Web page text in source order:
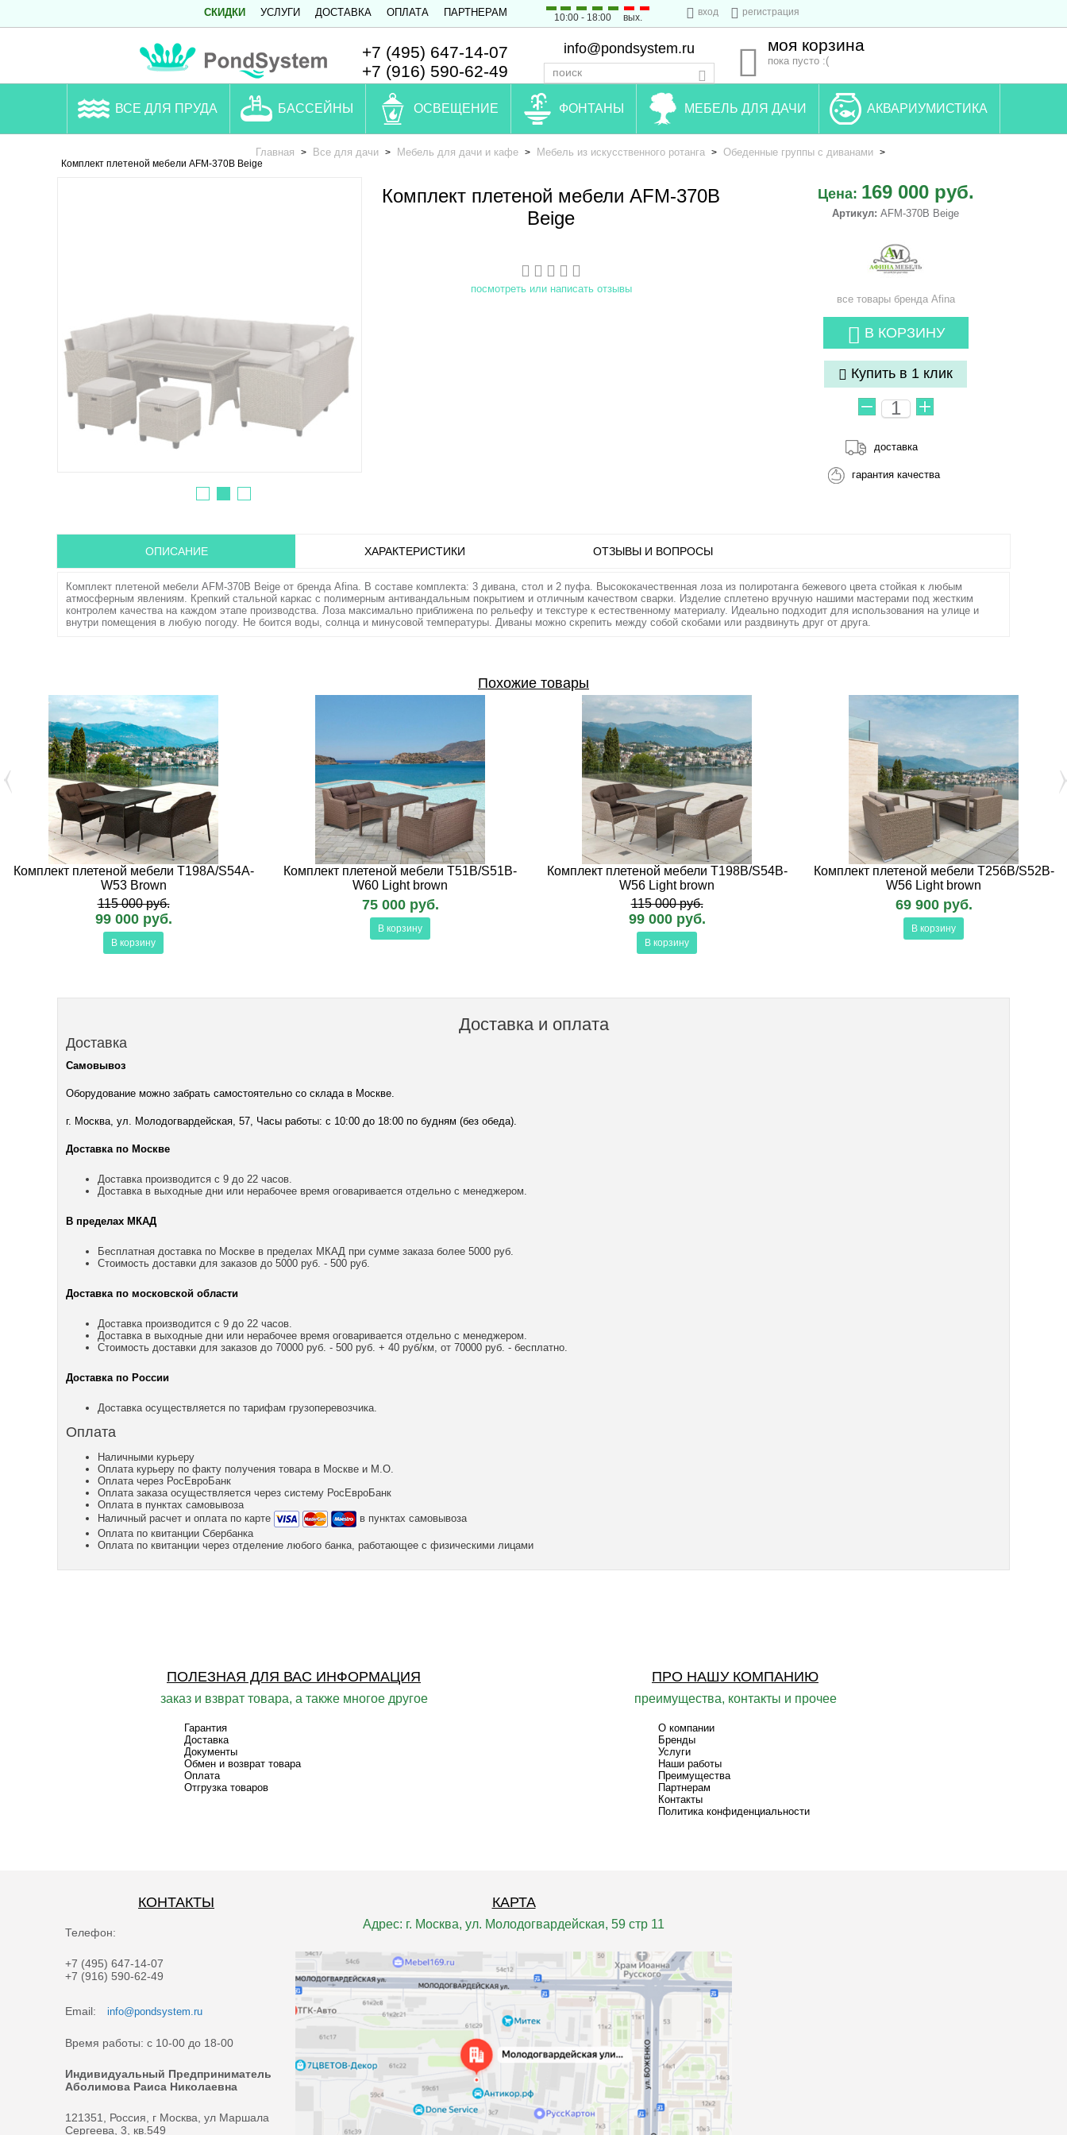
СКИДКИ УСЛУГИ ДОСТАВКА ОПЛАТА ПАРТНЕРАМ 10:00 - 18:00 вых.
вход регистрация
+7 (495) 647-14-07
+7 (916) 590-62-49
info@pondsystem.ru моя корзина
пока пусто :(
ВСЕ ДЛЯ ПРУДА БАССЕЙНЫ ОСВЕЩЕНИЕ ФОНТАНЫ МЕБЕЛЬ ДЛЯ ДАЧИ АКВАРИУМИСТИКА
Главная > Все для дачи > Мебель для дачи и кафе > Мебель из искусственного ротанга > Обеденные группы с диванами >
Комплект плетеной мебели AFM-370B Beige
Комплект плетеной мебели AFM-370B
Beige
посмотреть или написать отзывы
Цена: 169 000 руб.
Артикул: AFM-370B Beige
все товары бренда Afina
В КОРЗИНУ
Купить в 1 клик
доставка
гарантия качества
ОПИСАНИЕ ХАРАКТЕРИСТИКИ ОТЗЫВЫ И ВОПРОСЫ
Комплект плетеной мебели AFM-370B Beige от бренда Afina. В составе комплекта: 3 дивана, стол и 2 пуфа. Высококачественная лоза из полиротанга бежевого цвета стойкая к любым
атмосферным явлениям. Крепкий стальной каркас с полимерным антивандальным покрытием и отличным качеством сварки. Изделие сплетено вручную нашими мастерами под жестким
контролем качества на каждом этапе производства. Лоза максимально приближена по рельефу и текстуре к естественному материалу. Идеально подходит для использования на улице и
внутри помещения в любую погоду. Не боится воды, солнца и минусовой температуры. Диваны можно скрепить между собой скобами или раздвинуть друг от друга.
Похожие товары
Комплект плетеной мебели T198A/S54A-
W53 Brown
115 000 руб.
99 000 руб.
В корзину
Комплект плетеной мебели T51B/S51B-
W60 Light brown
75 000 руб.
В корзину
Комплект плетеной мебели T198B/S54B-
W56 Light brown
115 000 руб.
99 000 руб.
В корзину
Комплект плетеной мебели T256B/S52B-
W56 Light brown
69 900 руб.
В корзину
Доставка и оплата
Доставка
Самовывоз
Оборудование можно забрать самостоятельно со склада в Москве.
г. Москва, ул. Молодогвардейская, 57, Часы работы: с 10:00 до 18:00 по будням (без обеда).
Доставка по Москве
Доставка производится с 9 до 22 часов.
Доставка в выходные дни или нерабочее время оговаривается отдельно с менеджером.
В пределах МКАД
Бесплатная доставка по Москве в пределах МКАД при сумме заказа более 5000 руб.
Стоимость доставки для заказов до 5000 руб. - 500 руб.
Доставка по московской области
Доставка производится с 9 до 22 часов.
Доставка в выходные дни или нерабочее время оговаривается отдельно с менеджером.
Стоимость доставки для заказов до 70000 руб. - 500 руб. + 40 руб/км, от 70000 руб. - бесплатно.
Доставка по России
Доставка осуществляется по тарифам грузоперевозчика.
Оплата
Наличными курьеру
Оплата курьеру по факту получения товара в Москве и М.О.
Оплата через РосЕвроБанк
Оплата заказа осуществляется через систему РосЕвроБанк
Оплата в пунктах самовывоза
Наличный расчет и оплата по карте
в пунктах самовывоза
Оплата по квитанции Сбербанка
Оплата по квитанции через отделение любого банка, работающее с физическими лицами
ПРО НАШУ КОМПАНИЮ
преимущества, контакты и прочее
О компании
Бренды
Услуги
Наши работы
Преимущества
Партнерам
Контакты
Политика конфиденциальности
ПОЛЕЗНАЯ ДЛЯ ВАС ИНФОРМАЦИЯ
заказ и взврат товара, а также многое другое
Гарантия
Доставка
Документы
Обмен и возврат товара
Оплата
Отгрузка товаров
КОНТАКТЫ
Телефон:
+7 (495) 647-14-07
+7 (916) 590-62-49
Email: info@pondsystem.ru
Время работы: с 10-00 до 18-00
Индивидуальный Предприниматель
Аболимова Раиса Николаевна
121351, Россия, г Москва, ул Маршала
Сергеева, 3, кв.549
КАРТА
Адрес: г. Москва, ул. Молодогвардейская, 59 стр 11